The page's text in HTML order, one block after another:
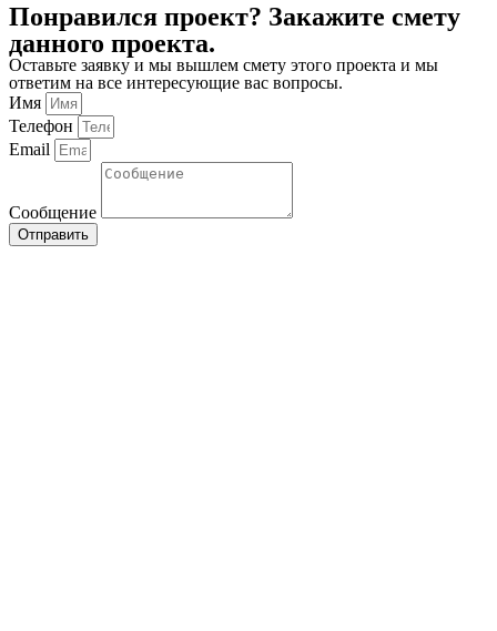
Понравился проект? Закажите смету
данного проекта.
Оставьте заявку и мы вышлем смету этого проекта и мы
ответим на все интересующие вас вопросы.
Имя
Телефон
Email
Сообщение
Отправить